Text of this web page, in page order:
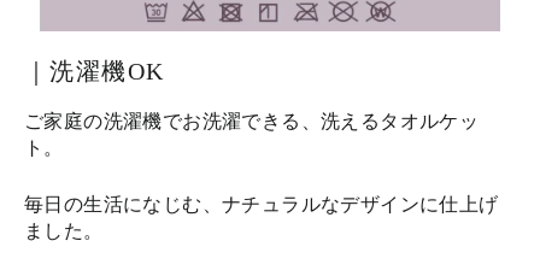
｜洗濯機OK
ご家庭の洗濯機でお洗濯できる、洗えるタオルケッ
ト。
毎日の生活になじむ、ナチュラルなデザインに仕上げ
ました。